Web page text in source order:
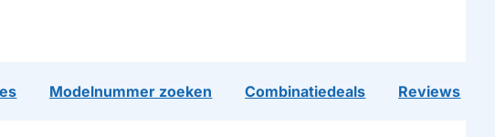
Modelnummer zoeken Combinatiedeals Reviews